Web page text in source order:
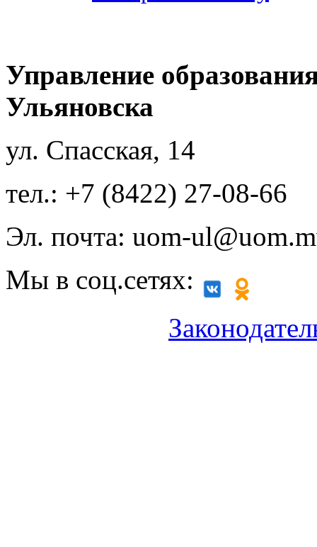
Управление
Ульяновска
ул. Спасская, 14
тел.: +7 (8422) 27-08-66
Эл. почта: uom-
Мы в соц.сетях: